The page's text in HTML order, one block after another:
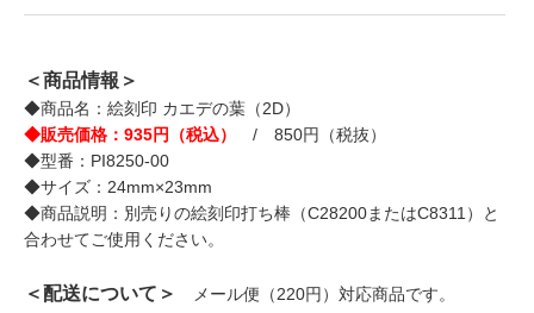
＜商品情報＞
◆商品名：絵刻印 カエデの葉（2D）
◆販売価格：935円（税込）
/ 850円（税抜）
◆型番：PI8250-00
◆サイズ：24mm×23mm
◆商品説明：別売りの絵刻印打ち棒（C28200またはC8311）と
合わせてご使用ください。
＜配送について＞
メール便（220円）対応商品です。